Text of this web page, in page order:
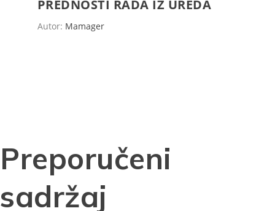
PREDNOSTI RADA IZ UREDA
Autor: Mamager
Preporučeni
sadržaj